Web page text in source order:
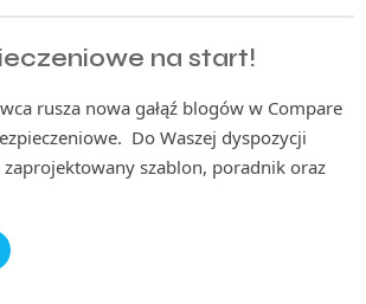
na start!
rusza nowa gałąź blogów w Compare
Do Waszej dyspozycji
szablon, poradnik oraz